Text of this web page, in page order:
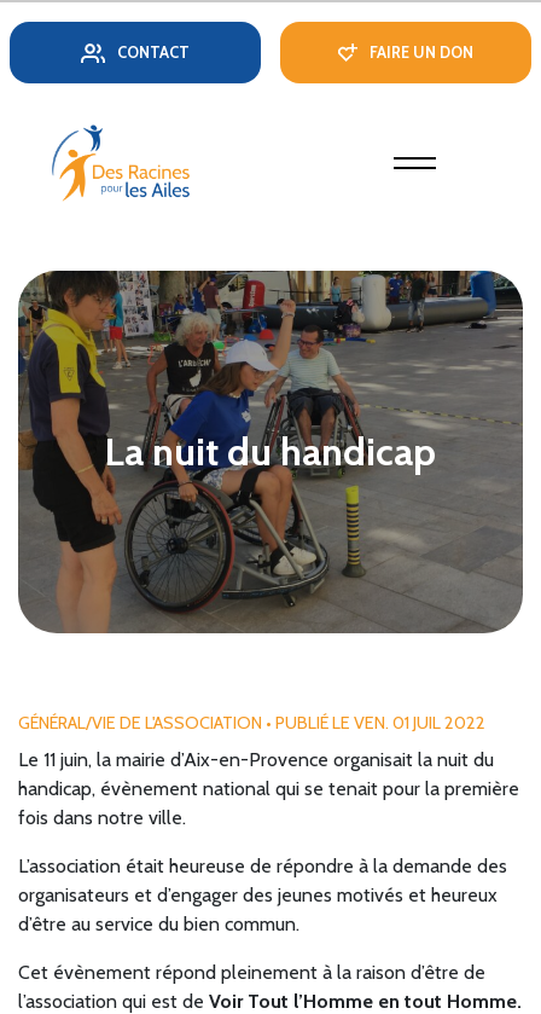
CONTACT FAIRE UN DON
La nuit du handicap
GÉNÉRAL/VIE DE L'ASSOCIATION • PUBLIÉ LE VEN. 01 JUIL 2022
Le 11 juin, la mairie d’Aix-en-Provence organisait la nuit du
handicap, évènement national qui se tenait pour la première
fois dans notre ville.
L’association était heureuse de répondre à la demande des
organisateurs et d’engager des jeunes motivés et heureux
d’être au service du bien commun.
Cet évènement répond pleinement à la raison d’être de
l’association qui est de Voir Tout l’Homme en tout Homme.